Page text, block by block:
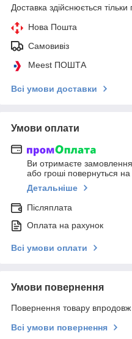
Доставка здійснюється тільки
Нова Пошта
Самовивіз
Meest ПОШТА
Всі умови доставки
Умови оплати
Ви отримаєте замовлення
або гроші повернуться
Детальніше
Післяплата
Оплата на рахунок
Всі умови оплати
Умови повернення
Повернення товару впродовж
Всі умови повернення